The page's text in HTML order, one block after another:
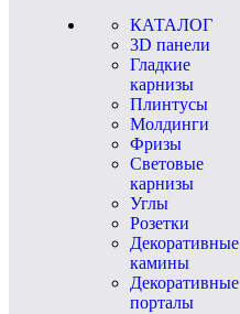
КАТАЛОГ
3D панели
Гладкие
карнизы
Плинтусы
Молдинги
Фризы
Световые
карнизы
Углы
Розетки
Декоративные
камины
Декоративные
порталы